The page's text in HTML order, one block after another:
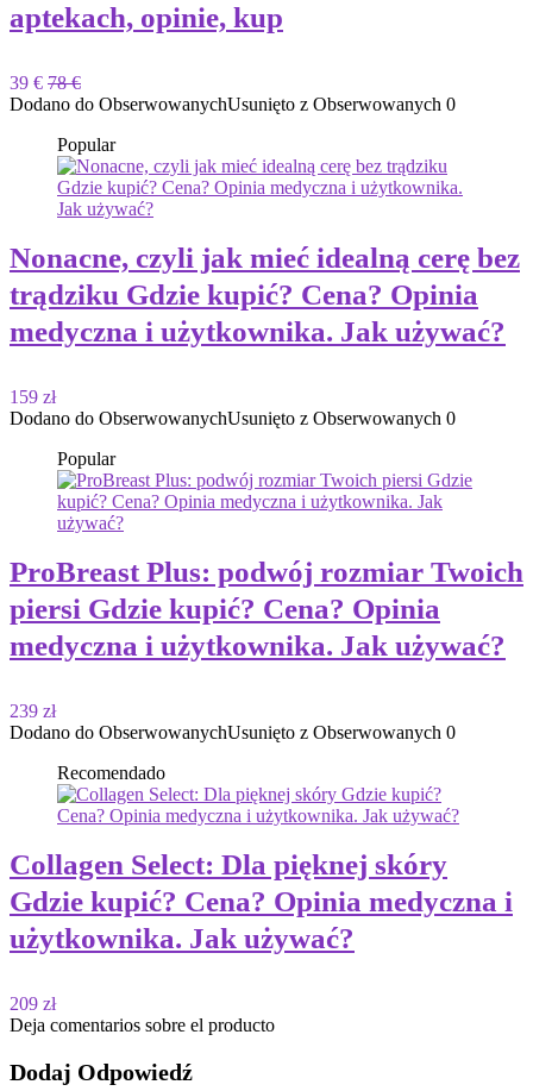
aptekach, opinie, kup
39 € 78 €
Dodano do ObserwowanychUsunięto z Obserwowanych 0
Popular
Nonacne, czyli jak mieć idealną cerę bez
trądziku Gdzie kupić? Cena? Opinia
medyczna i użytkownika. Jak używać?
159 zł
Dodano do ObserwowanychUsunięto z Obserwowanych 0
Popular
ProBreast Plus: podwój rozmiar Twoich
piersi Gdzie kupić? Cena? Opinia
medyczna i użytkownika. Jak używać?
239 zł
Dodano do ObserwowanychUsunięto z Obserwowanych 0
Recomendado
Collagen Select: Dla pięknej skóry
Gdzie kupić? Cena? Opinia medyczna i
użytkownika. Jak używać?
209 zł
Deja comentarios sobre el producto
Dodaj Odpowiedź